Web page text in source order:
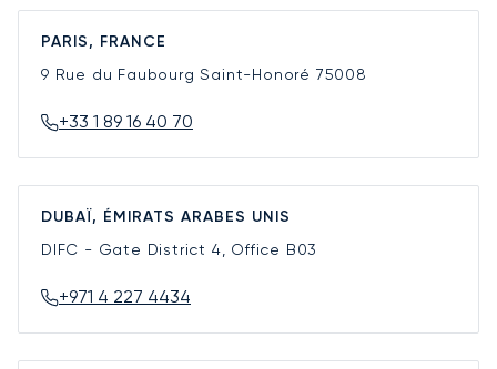
PARIS, FRANCE
9 Rue du Faubourg Saint-Honoré 75008
+33 1 89 16 40 70
DUBAÏ, ÉMIRATS ARABES UNIS
DIFC - Gate District 4, Office B03
+971 4 227 4434